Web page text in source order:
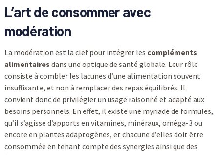
L’art de consommer avec
modération
La modération est la clef pour intégrer les compléments
alimentaires dans une optique de santé globale. Leur rôle
consiste à combler les lacunes d’une alimentation souvent
insuffisante, et non à remplacer des repas équilibrés. Il
convient donc de privilégier un usage raisonné et adapté aux
besoins personnels. En effet, il existe une myriade de formules,
qu’il s’agisse d’apports en vitamines, minéraux, oméga-3 ou
encore en plantes adaptogènes, et chacune d’elles doit être
consommée en tenant compte des synergies ainsi que des